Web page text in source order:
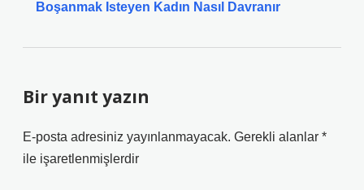
Boşanmak Isteyen Kadın Nasıl Davranır
Bir yanıt yazın
E-posta adresiniz yayınlanmayacak. Gerekli alanlar *
ile işaretlenmişlerdir